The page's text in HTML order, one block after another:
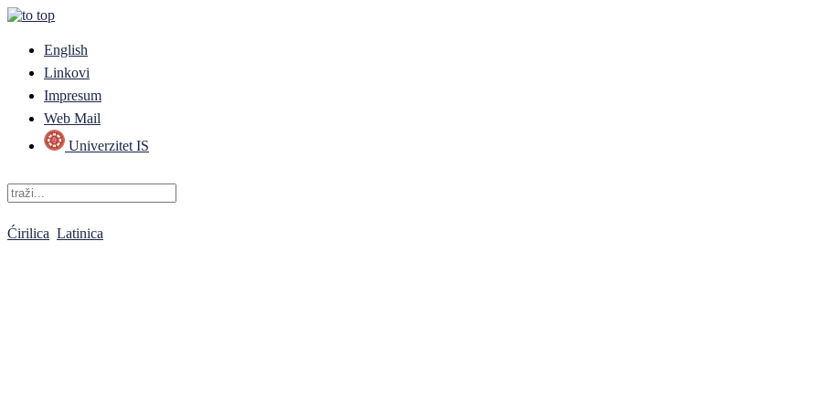
English
Linkovi
Impresum
Web Mail
Univerzitet IS
Ćirilica Latinica